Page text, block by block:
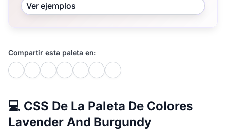
Ver ejemplos
Compartir esta paleta en:
💻 CSS De La Paleta De Colores
Lavender And Burgundy